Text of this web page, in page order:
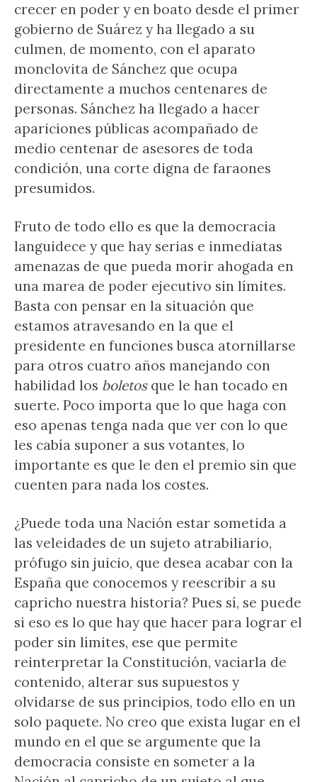
crecer en poder y en boato desde el primer
gobierno de Suárez y ha llegado a su
culmen, de momento, con el aparato
monclovita de Sánchez que ocupa
directamente a muchos centenares de
personas. Sánchez ha llegado a hacer
apariciones públicas acompañado de
medio centenar de asesores de toda
condición, una corte digna de faraones
presumidos.
Fruto de todo ello es que la democracia
languidece y que hay serias e inmediatas
amenazas de que pueda morir ahogada en
una marea de poder ejecutivo sin límites.
Basta con pensar en la situación que
estamos atravesando en la que el
presidente en funciones busca atornillarse
para otros cuatro años manejando con
habilidad los boletosque le han tocado en
suerte. Poco importa que lo que haga con
eso apenas tenga nada que ver con lo que
les cabía suponer a sus votantes, lo
importante es que le den el premio sin que
cuenten para nada los costes.
¿Puede toda una Nación estar sometida a
las veleidades de un sujeto atrabiliario,
prófugo sin juicio, que desea acabar con la
España que conocemos y reescribir a su
capricho nuestra historia? Pues sí, se puede
si eso es lo que hay que hacer para lograr el
poder sin límites, ese que permite
reinterpretar la Constitución, vaciarla de
contenido, alterar sus supuestos y
olvidarse de sus principios, todo ello en un
solo paquete. No creo que exista lugar en el
mundo en el que se argumente que la
democracia consiste en someter a la